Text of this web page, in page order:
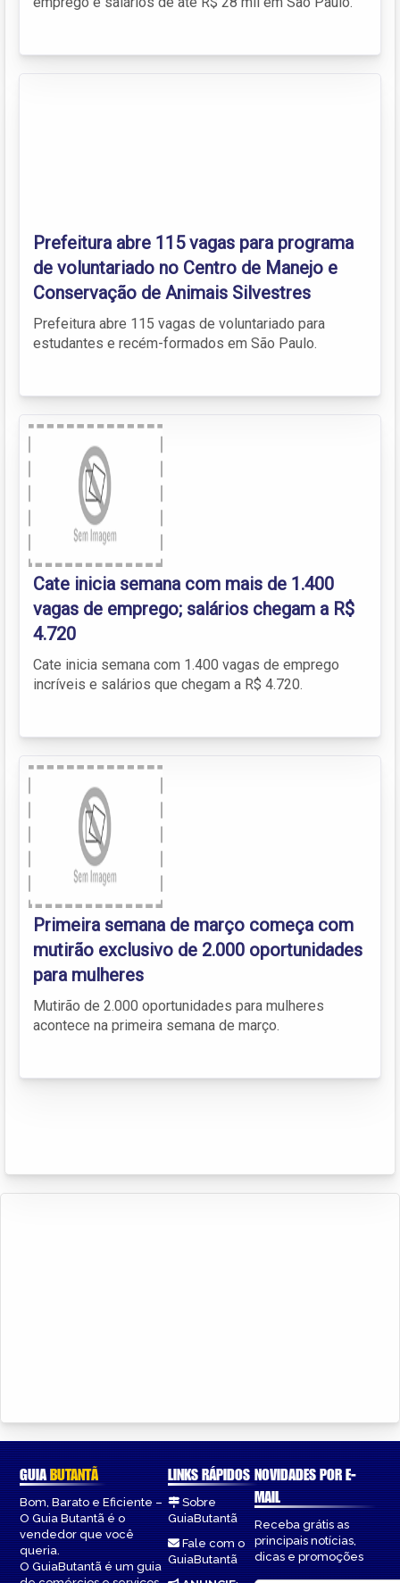
Prefeitura abre 115 vagas para programa
de voluntariado no Centro de Manejo e
Conservação de Animais Silvestres
Prefeitura abre 115 vagas de voluntariado para
estudantes e recém-formados em São Paulo.
Cate inicia semana com mais de 1.400
vagas de emprego; salários chegam a R$
4.720
Cate inicia semana com 1.400 vagas de emprego
incríveis e salários que chegam a R$ 4.720.
Primeira semana de março começa com
mutirão exclusivo de 2.000 oportunidades
para mulheres
Mutirão de 2.000 oportunidades para mulheres
acontece na primeira semana de março.
GUIABUTANTÃ
Bom, Barato e Eficiente –
O Guia Butantã é o
vendedor que você
queria.
O GuiaButantã é um guia
LINKS RÁPIDOS
Sobre
GuiaButantã
Fale com o
GuiaButantã
NOVIDADES POR E-
MAIL
Receba grátis as
principais notícias,
dicas e promoções